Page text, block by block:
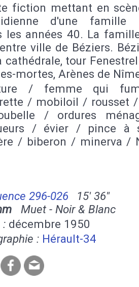
fiction mettant en
d'une famille
les années 40. La
ville de Béziers.
cathédrale, tour
mortes, Arènes de
/ femme qui
/ mobiloil / rousset /
/ ordures
/ évier / pince à
/ biberon / minerva /
296-026
15' 36''
Muet - Noir & Blanc
: décembre 1950
: Hérault-34